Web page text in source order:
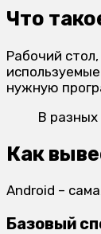
Что
Рабочий
нужную
В разных
Как
Android –
Базовый